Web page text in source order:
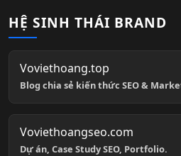
HỆ SINH THÁI BRAND
Voviethoang.top
Blog chia sẻ kiến thức SEO &
Voviethoangseo.com
Dự án, Case Study SEO, Portfolio.